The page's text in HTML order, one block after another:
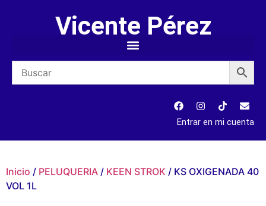
Vicente Pérez
Entrar en mi cuenta
Inicio / PELUQUERIA / KEEN STROK / KS OXIGENADA 40
VOL 1L